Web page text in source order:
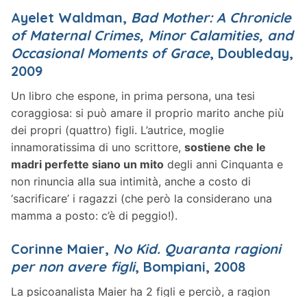
Ayelet Waldman, Bad Mother: A Chronicle
of Maternal Crimes, Minor Calamities, and
Occasional Moments of Grace, Doubleday,
2009
Un libro che espone, in prima persona, una tesi
coraggiosa: si può amare il proprio marito anche più
dei propri (quattro) figli. L’autrice, moglie
innamoratissima di uno scrittore, sostiene che le
madri perfette siano un mito degli anni Cinquanta e
non rinuncia alla sua intimità, anche a costo di
‘sacrificare’ i ragazzi (che però la considerano una
mamma a posto: c’è di peggio!).
Corinne Maier, No Kid. Quaranta ragioni
per non avere figli, Bompiani, 2008
La psicoanalista Maier ha 2 figli e perciò, a ragion